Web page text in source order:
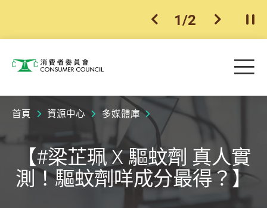
上一個
1/2 下一個開
消費者委員會 目
首頁 資源中心 多媒體庫
【#梁芷珮 X 驅蚊劑 真人實
測！驅蚊劑咩成分最得？】